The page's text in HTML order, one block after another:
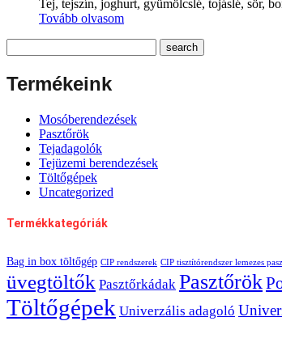
Tej, tejszín, joghurt, gyümölcslé, tojáslé, sör,
Tovább olvasom
Termékeink
Mosóberendezések
Pasztőrök
Tejadagolók
Tejüzemi berendezések
Töltőgépek
Uncategorized
Termékkategóriák
Bag in box töltőgép CIP rendszerek CIP tisztítórendszer lemezes
üvegtöltők Pasztőrkádak Pasztőrök
Töltőgépek Univerzális adagoló